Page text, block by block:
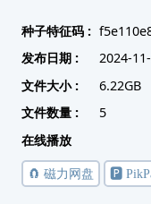
种子特征码 :
发布日期 :
2024-
文件大小 :
6.22GB
文件数量 :
5
在线播放
🧲 磁力网盘 🅿️